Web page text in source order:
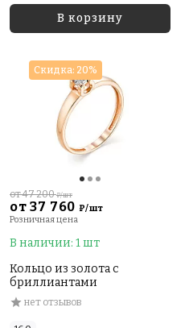
В корзину
от 37 760 ₽/шт
от 47 200₽/шт
Розничная цена
В наличии: 1 шт
Кольцо из золота с
бриллиантами
нет отзывов
Скидка: 20%